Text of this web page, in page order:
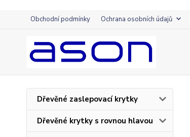
Obchodní podmínky Ochrana osobních údajů
Dřevěné zaslepovací krytky
Dřevěné krytky s rovnou hlavou